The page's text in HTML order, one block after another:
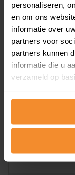
personaliseren,
en om ons
informatie over
partners voor
partners kunnen
informatie die u
verzameld op
Bekijk
Direct
Kadastrale
Alleen
Een uitgebreid
omliggende
dit inclusief de